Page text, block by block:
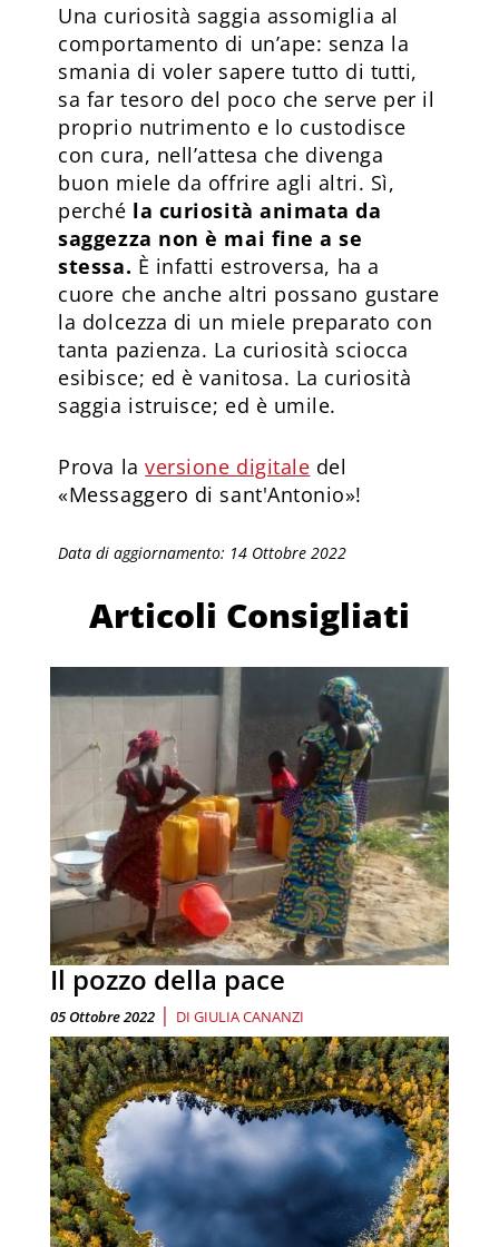
Una curiosità saggia assomiglia al
comportamento di un’ape: senza la
smania di voler sapere tutto di tutti,
sa far tesoro del poco che serve per il
proprio nutrimento e lo custodisce
con cura, nell’attesa che divenga
buon miele da offrire agli altri. Sì,
perché la curiosità animata da
saggezza non è mai fine a se
stessa. È infatti estroversa, ha a
cuore che anche altri possano gustare
la dolcezza di un miele preparato con
tanta pazienza. La curiosità sciocca
esibisce; ed è vanitosa. La curiosità
saggia istruisce; ed è umile.
Prova laversione digitale del
«Messaggero di sant'Antonio»!
Data di aggiornamento: 14 Ottobre 2022
Articoli Consigliati
Il pozzo della pace
05 Ottobre 2022 | DI GIULIA CANANZI